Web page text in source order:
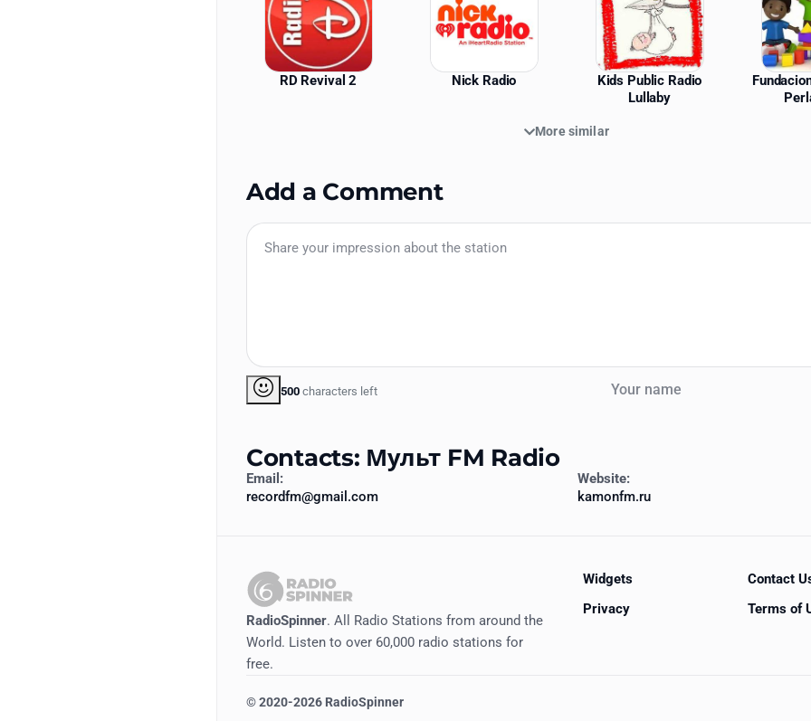
RD Revival 2 Nick Radio
Kids Public Radio
Lullaby
More similar
Add a Comment
500 characters left
Contacts: Мульт FM Radio
Email:
recordfm@gmail.com
Website:
kamonfm.ru
RadioSpinner. All Radio Stations from around the
World. Listen to over 60,000 radio stations for
free.
Widgets
Contact
Privacy
Terms of
©2020-2026 RadioSpinner